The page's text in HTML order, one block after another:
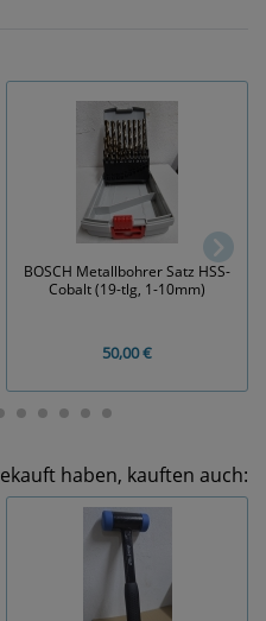
BOSCH Metallbohrer Satz HSS-
Cobalt (19-tlg, 1-10mm)
50,00 €
haben, kauften auch: